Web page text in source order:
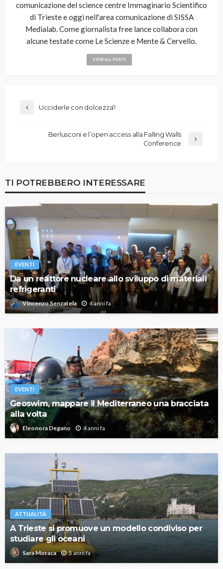
comunicazione del science centre Immaginario Scientifico
di Trieste e oggi nell'area comunicazione di SISSA
Medialab. Come giornalista free lance collabora con
alcune testate come Le Scienze e Mente & Cervello.
VIEW ALL POSTS
Ucciderle con dolcezza?
Berlusconi e l’open access alla Falling Walls
Conference
TI POTREBBERO INTERESSARE
EVENTI
Da un reattore nucleare allo sviluppo di materiali
refrigeranti
Vincenzo Senzatela 4 anni fa
EVENTI
Geoswim, mappare il Mediterraneo una bracciata
alla volta
Eleonora Degano 4 anni fa
ATTUALITÀ
A Trieste si promuove un modello condiviso per
studiare gli oceani
Sara Moraca 5 anni fa